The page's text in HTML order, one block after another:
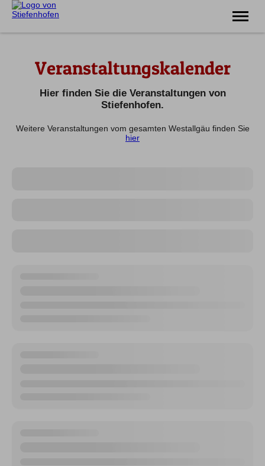
Familie
Unterkünfte
Prospekte
Veranstaltungskalender
Hier finden Sie die Veranstaltungen von
Stiefenhofen.
Weitere Veranstaltungen vom gesamten Westallgäu finden Sie
hier